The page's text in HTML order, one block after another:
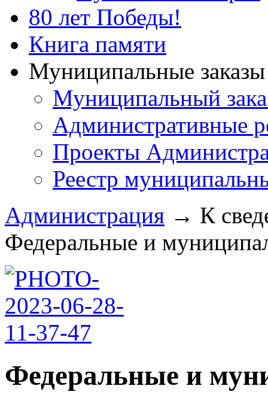
80 лет Победы!
Книга памяти
Муниципальные
Муниципальный
Административные
Проекты
Реестр
Администрация → К
Федеральные и
Федеральные и